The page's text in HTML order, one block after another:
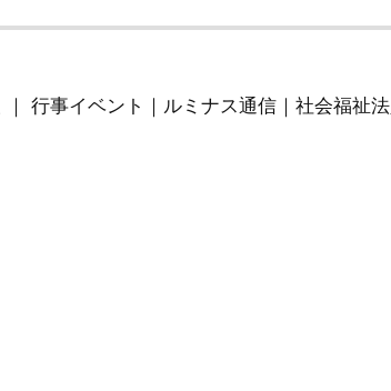
｜ 行事イベント ｜ ルミナス通信｜ 社会福祉